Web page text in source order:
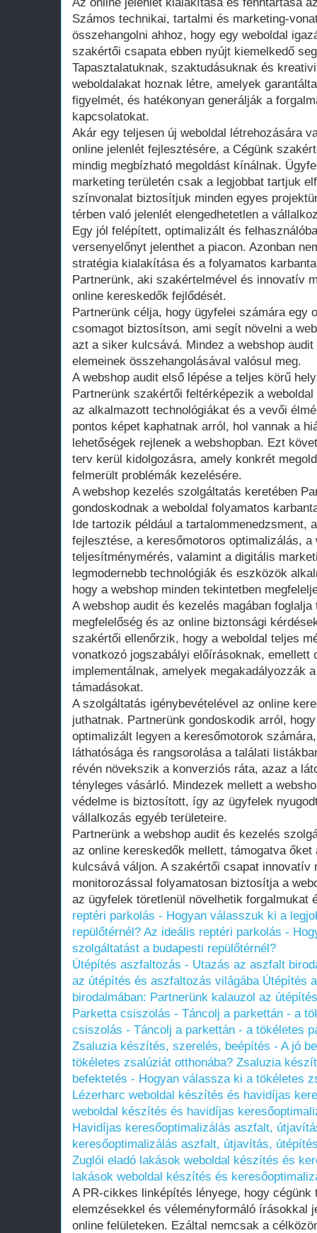
Számos technikai, tartalmi és marketing-
összehangolni ahhoz, hogy egy weboldal
szakértői csapata ebben nyújt kiemelkedő
Tapasztalatuknak, szaktudásuknak és
weboldalakat hoznak létre, amelyek
figyelmét, és hatékonyan generálják a
kapcsolatokat.
Akár egy teljesen új weboldal létrehozására
online jelenlét fejlesztésére, a Cégünk
mindig megbízható megoldást kínálnak.
marketing területén csak a legjobbat tartjuk
színvonalat biztosítjuk minden egyes
térben való jelenlét elengedhetetlen a
Egy jól felépített, optimalizált és
versenyelőnyt jelenthet a piacon. Azonban
stratégia kialakítása és a folyamatos
Partnerünk, aki szakértelmével és innovatív
online kereskedők fejlődését.
Partnerünk célja, hogy ügyfelei számára egy
csomagot biztosítson, ami segít növelni a
azt a siker kulcsává. Mindez a webshop
elemeinek összehangolásával valósul meg.
A webshop audit első lépése a teljes körű
Partnerünk szakértői feltérképezik a
az alkalmazott technológiákat és a vevői
pontos képet kaphatnak arról, hol vannak a
lehetőségek rejlenek a webshopban. Ezt
terv kerül kidolgozásra, amely konkrét
felmerült problémák kezelésére.
A webshop kezelés szolgáltatás keretében
gondoskodnak a weboldal folyamatos
Ide tartozik például a tartalommenedzsment,
fejlesztése, a keresőmotoros optimalizálás, a
teljesítménymérés, valamint a digitális
legmodernebb technológiák és eszközök
hogy a webshop minden tekintetben
A webshop audit és kezelés magában
megfelelőség és az online biztonsági
szakértői ellenőrzik, hogy a weboldal teljes
vonatkozó jogszabályi előírásoknak, emellett
implementálnak, amelyek megakadályozzák
támadásokat.
A szolgáltatás igénybevételével az online
juthatnak. Partnerünk gondoskodik arról,
optimalizált legyen a keresőmotorok
láthatósága és rangsorolása a találati
révén növekszik a konverziós ráta, azaz a
tényleges vásárló. Mindezek mellett a
védelme is biztosított, így az ügyfelek
vállalkozás egyéb területeire.
Partnerünk a webshop audit és kezelés
az online kereskedők mellett, támogatva
kulcsává váljon. A szakértői csapat innovatív
monitorozással folyamatosan biztosítja a
az ügyfelek töretlenül növelhetik forgalmukat
reptéri parkolás - Hogyan válasszuk ki a
repülőtérnél? Az ideális reptéri parkolás -
szolgáltatást a budapesti repülőtérnél?
Útépítés aszfaltozás - Utazás az aszfalt
az útépítés és aszfaltozás világába Útépítés
birodalmában: Partnerünk kalauzol az
Parketta csiszolás - Táncolj a parkettán - a
csiszolás - Táncolj a parkettán - a tökéletes
Zsaluzia készítés, szerelés, beépítés - A jó
tökéletes zsalúziát otthonába? Zsaluzia
befektetés - Hogyan válassza ki a tökéletes
Lézerharc weboldal készítés és havidíjas
weboldal készítés és havidíjas
Havidíjas keresőoptimalizálás aszfalt,
keresőoptimalizálás aszfalt, útjavítás,
Zuglói eladó lakások weboldal készítés és
lakások weboldal készítés és
A PR-cikkes linképítés lényege, hogy
elemzésekkel és véleményformáló írásokkal
online felületeken. Ezáltal nemcsak a